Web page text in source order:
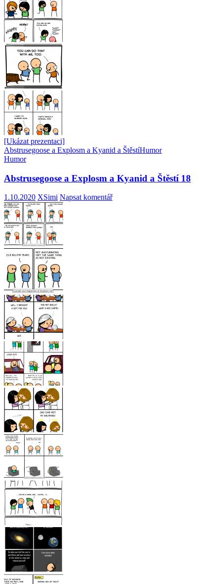
[Ukázat prezentaci]
Abstrusegoose a Explosm a Kyanid a ŠtěstíHumor
Humor
Abstrusegoose a Explosm a Kyanid a Štěstí 18
1.10.2020 XSimi Napsat komentář